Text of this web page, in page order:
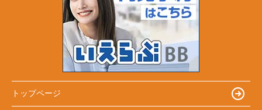
トップページ